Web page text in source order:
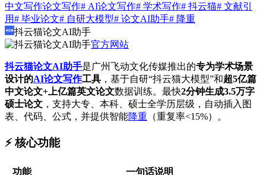
中文写作论文写作# AI论文写作# 学术写作# 抖云猫# 文献引
用# 毕业论文# 自研大模型# 论文AI助手# 降重
抖云猫论文AI助手
官方网站
抖云猫论文AI助手是广州飞动文化传媒推出的专为学术场景
设计的AI论文写作工具 ，基于自研“抖云猫大模型”和超5亿篇
中文论文+上亿篇英文论文数据训练。最快2分钟生成3.5万字
硕士论文 ，支持大专、本科、硕士全学历层级，自动插入图
表、代码、公式，并提供智能降重 （重复率<15%）。
⚡️ 核心功能
功能 一句话说明